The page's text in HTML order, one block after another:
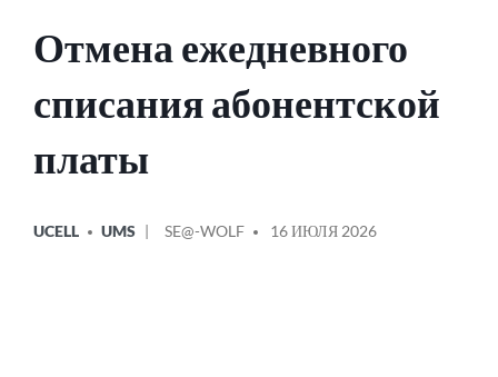
Отмена ежедневного
списания абонентской
платы
В
UCELL UMS
ОТ
SE@-WOLF 16 ИЮЛЯ 2026